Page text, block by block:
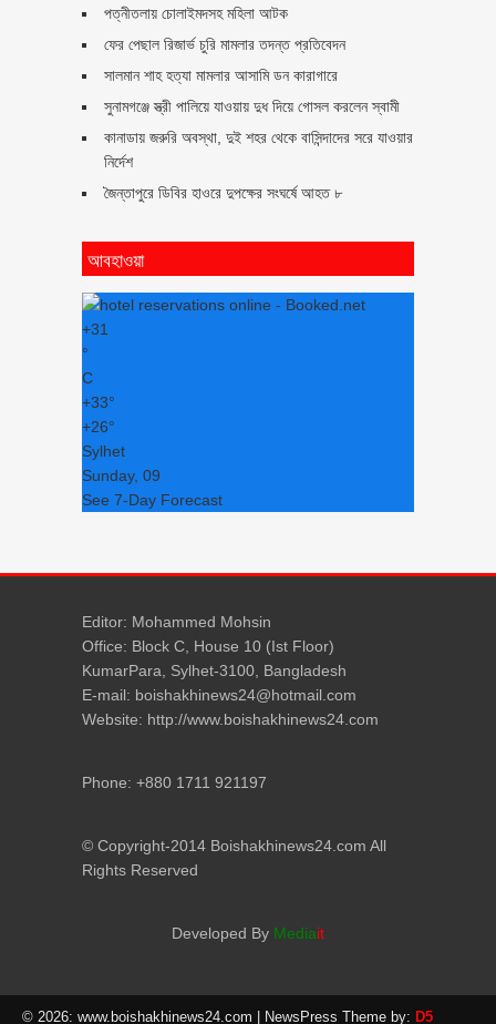
পত্নীতলায় চোলাইমদসহ মহিলা আটক
ফের পেছাল রিজার্ভ চুরি মামলার তদন্ত প্রতিবেদন
সালমান শাহ হত্যা মামলার আসামি ডন কারাগারে
সুনামগঞ্জে স্ত্রী পালিয়ে যাওয়ায় দুধ দিয়ে গোসল করলেন স্বামী
কানাডায় জরুরি অবস্থা, দুই শহর থেকে বাসিন্দাদের সরে যাওয়ার
নির্দেশ
জৈন্তাপুরে ডিবির হাওরে দুপক্ষের সংঘর্ষে আহত ৮
আবহাওয়া
+31
°
C
+33°
+26°
Sylhet
Sunday, 09
See 7-Day Forecast
Editor: Mohammed Mohsin
Office: Block C, House 10 (Ist Floor)
KumarPara, Sylhet-3100, Bangladesh
E-mail: boishakhinews24@hotmail.com
Website: http://www.boishakhinews24.com
Phone: +880 1711 921197
© Copyright-2014 Boishakhinews24.com All
Rights Reserved
Developed By Mediait
© 2026: www.boishakhinews24.com | NewsPress Theme by: D5